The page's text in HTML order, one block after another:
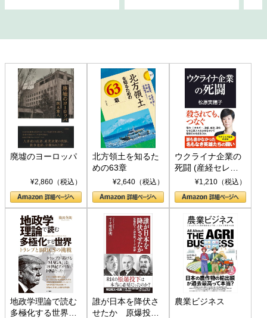
廃墟のヨーロッパ
¥2,860（税込）
北方領土を知るた
めの63章
¥2,640（税込）
ウクライナ企業の
死闘 (産経セレク
ト S 039)¥1,210（税込）
地政学理論で読む
多極化する世界：
誰が日本を降伏さ
せたか 原爆投
農業ビジネス